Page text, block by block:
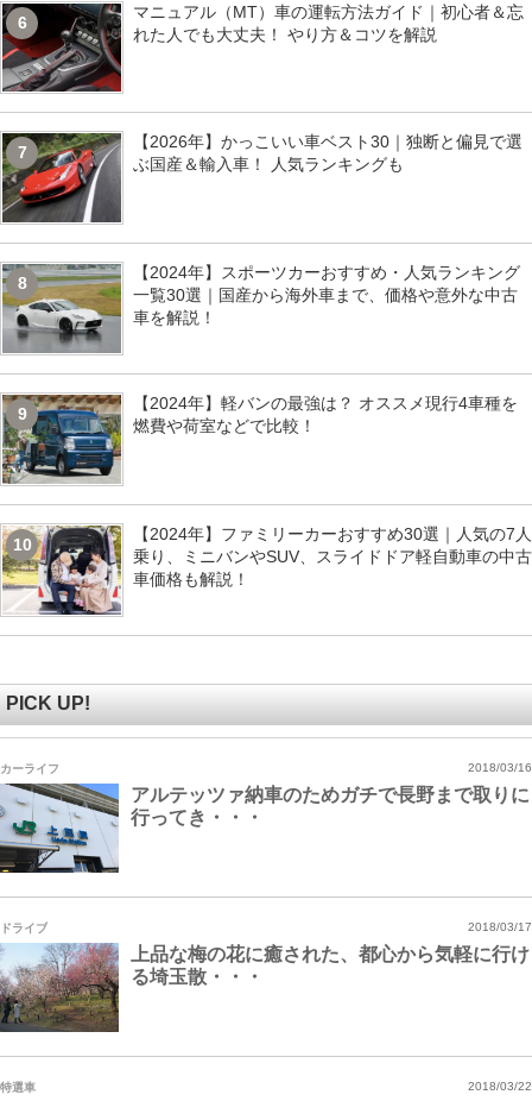
6
マニュアル（MT）車の運転方法ガイド｜初心者＆忘
れた人でも大丈夫！ やり方＆コツを解説
7
【2026年】かっこいい車ベスト30｜独断と偏見で選
ぶ国産＆輸入車！ 人気ランキングも
8
【2024年】スポーツカーおすすめ・人気ランキング
一覧30選｜国産から海外車まで、価格や意外な中古
車を解説！
9
【2024年】軽バンの最強は？ オススメ現行4車種を
燃費や荷室などで比較！
10
【2024年】ファミリーカーおすすめ30選｜人気の7人
乗り、ミニバンやSUV、スライドドア軽自動車の中古
車価格も解説！
PICK UP!
カーライフ
アルテッツァ納車のためガチで長野まで取りに
行ってき・・・
2018/03/16
ドライブ
上品な梅の花に癒された、都心から気軽に行け
る埼玉散・・・
2018/03/17
特選車 2018/03/22